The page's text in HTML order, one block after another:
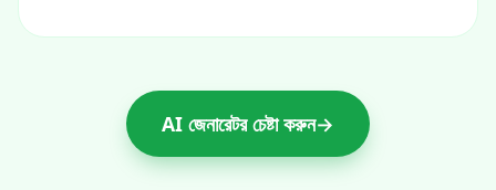
AI জেনারেটর চেষ্টা করুন→